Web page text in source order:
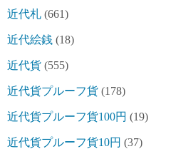
近代札 (661)
近代絵銭 (18)
近代貨 (555)
近代貨プルーフ貨 (178)
近代貨プルーフ貨100円 (19)
近代貨プルーフ貨10円 (37)